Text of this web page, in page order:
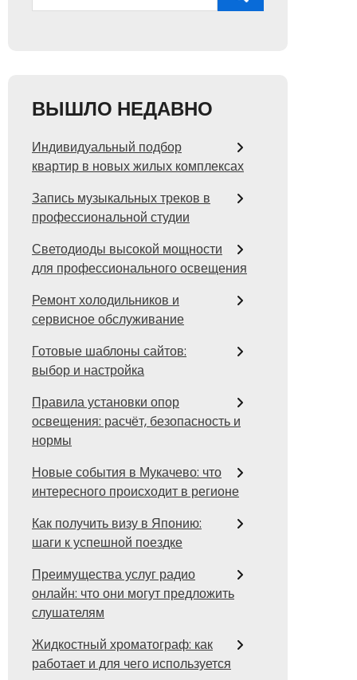
ВЫШЛО НЕДАВНО
Индивидуальный подбор
квартир в новых жилых комплексах
Запись музыкальных треков в
профессиональной студии
Светодиоды высокой мощности
для профессионального освещения
Ремонт холодильников и
сервисное обслуживание
Готовые шаблоны сайтов:
выбор и настройка
Правила установки опор
освещения: расчёт, безопасность и
нормы
Новые события в Мукачево: что
интересного происходит в регионе
Как получить визу в Японию:
шаги к успешной поездке
Преимущества услуг радио
онлайн: что они могут предложить
слушателям
Жидкостный хроматограф: как
работает и для чего используется